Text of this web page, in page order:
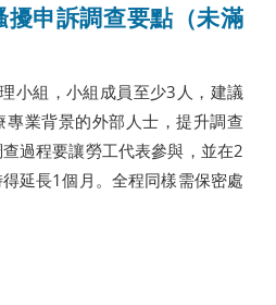
擾申訴調查要點（未滿
小組，小組成員至少3人，建議
業背景的外部人士，提升調查
過程要讓勞工代表參與，並在2
延長1個月。全程同樣需保密處